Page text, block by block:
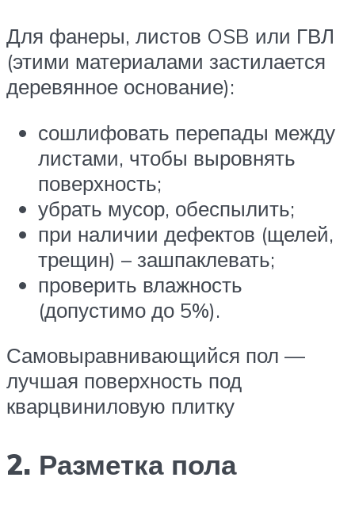
Для фанеры, листов OSB или ГВЛ
(этими материалами застилается
деревянное основание):
сошлифовать перепады между
листами, чтобы выровнять
поверхность;
убрать мусор, обеспылить;
при наличии дефектов (щелей,
трещин) – зашпаклевать;
проверить влажность
(допустимо до 5%).
Самовыравнивающийся пол —
лучшая поверхность под
кварцвиниловую плитку
2. Разметка пола